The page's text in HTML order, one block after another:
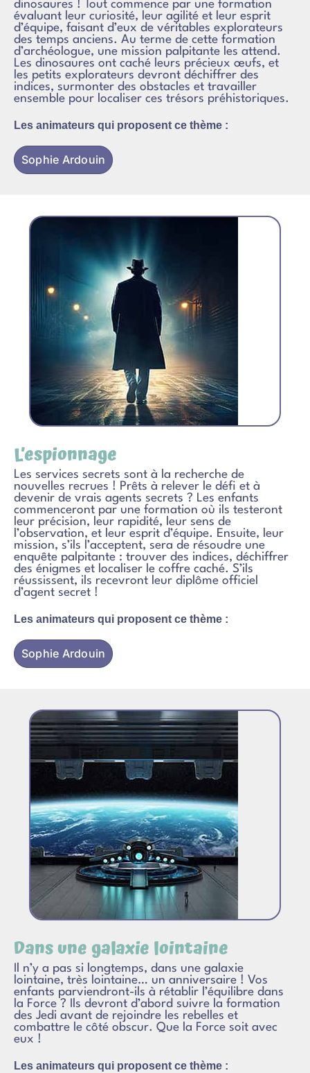
dinosaures ! Tout commence par une formation
évaluant leur curiosité, leur agilité et leur esprit
d’équipe, faisant d’eux de véritables explorateurs
des temps anciens. Au terme de cette formation
d’archéologue, une mission palpitante les attend.
Les dinosaures ont caché leurs précieux œufs, et
les petits explorateurs devront déchiffrer des
indices, surmonter des obstacles et travailler
ensemble pour localiser ces trésors préhistoriques.
Les animateurs qui proposent ce thème :
Sophie Ardouin
L’espionnage
Les services secrets sont à la recherche de
nouvelles recrues ! Prêts à relever le défi et à
devenir de vrais agents secrets ? Les enfants
commenceront par une formation où ils testeront
leur précision, leur rapidité, leur sens de
l’observation, et leur esprit d’équipe. Ensuite, leur
mission, s’ils l’acceptent, sera de résoudre une
enquête palpitante : trouver des indices, déchiffrer
des énigmes et localiser le coffre caché. S’ils
réussissent, ils recevront leur diplôme officiel
d’agent secret !
Les animateurs qui proposent ce thème :
Sophie Ardouin
Dans une galaxie lointaine
Il n’y a pas si longtemps, dans une galaxie
lointaine, très lointaine… un anniversaire ! Vos
enfants parviendront-ils à rétablir l’équilibre dans
la Force ? Ils devront d’abord suivre la formation
des Jedi avant de rejoindre les rebelles et
combattre le côté obscur. Que la Force soit avec
eux !
Les animateurs qui proposent ce thème :